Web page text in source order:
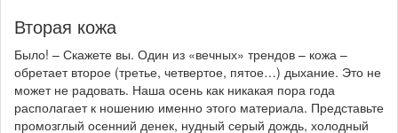
Вторая кожа
Было! – Скажете вы. Один из «вечных» трендов – кожа –
обретает второе (третье, четвертое, пятое…) дыхание. Это не
может не радовать. Наша осень как никакая пора года
располагает к ношению именно этого материала. Представьте
промозглый осенний денек, нудный серый дождь, холодный